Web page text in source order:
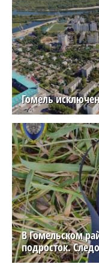
Гомель
В Гомельском
подросток.